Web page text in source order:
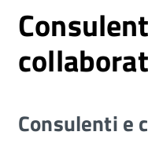
Consulenti e